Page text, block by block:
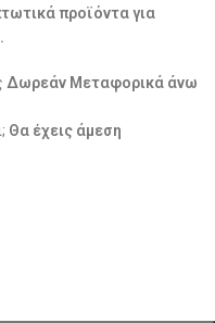
προϊόντα για
Δωρεάν Μεταφορικά άνω
Θα έχεις άμεση